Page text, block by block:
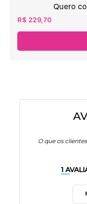
Quero
R$ 229,70
O que os
1